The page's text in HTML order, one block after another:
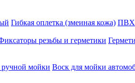
Гибкая оплетка (змеиная кожа) ПВХ
резьбы и герметики
мойки Воск для мойки